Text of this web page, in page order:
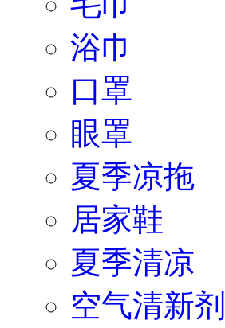
浴巾
口罩
眼罩
夏季凉拖
居家鞋
夏季清凉
空气清新剂
一次性鞋套